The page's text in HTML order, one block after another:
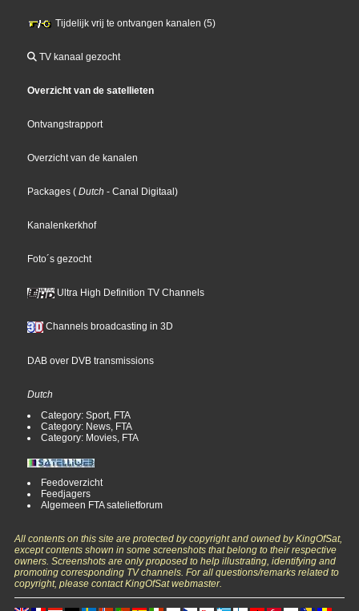
Tijdelijk vrij te ontvangen kanalen (5)
TV kanaal gezocht
Overzicht van de satellieten
Ontvangstrapport
Overzicht van de kanalen
Packages ( Dutch - Canal Digitaal)
Kanalenkerkhof
Foto´s gezocht
Ultra High Definition TV Channels
Channels broadcasting in 3D
DAB over DVB transmissions
Dutch
Category: Sport, FTA
Category: News, FTA
Category: Movies, FTA
Feedoverzicht
Feedjagers
Algemeen FTA satelietforum
All contents on this site are protected by copyright and owned by KingOfSat,
except contents shown in some screenshots that belong to their respective
owners. Screenshots are only proposed to help illustrating, identifying and
promoting corresponding TV channels. For all questions/remarks related to
copyright, please contact KingOfSat webmaster.